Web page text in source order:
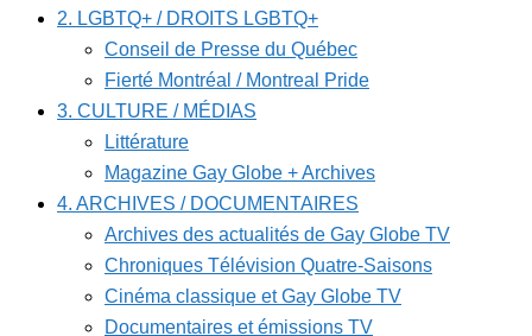
2. LGBTQ+ / DROITS LGBTQ+
Conseil de Presse du Québec
Fierté Montréal / Montreal Pride
3. CULTURE / MÉDIAS
Littérature
Magazine Gay Globe + Archives
4. ARCHIVES / DOCUMENTAIRES
Archives des actualités de Gay Globe TV
Chroniques Télévision Quatre-Saisons
Cinéma classique et Gay Globe TV
Documentaires et émissions TV